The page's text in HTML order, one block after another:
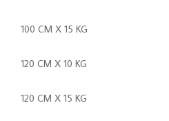
100 CM X 15 KG
120 CM X 10 KG
120 CM X 15 KG